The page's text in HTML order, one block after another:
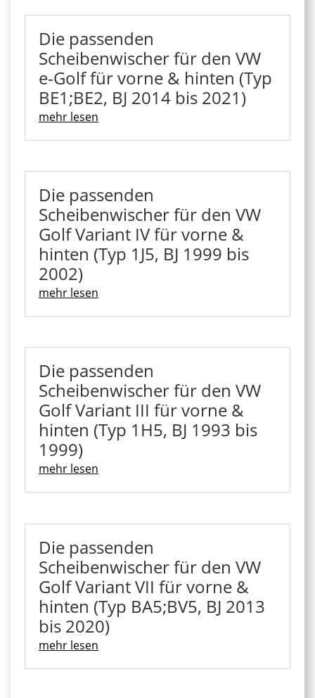
Die passenden
Scheibenwischer für den VW
e-Golf für vorne & hinten (Typ
BE1;BE2, BJ 2014 bis 2021)
mehr lesen
Die passenden
Scheibenwischer für den VW
Golf Variant IV für vorne &
hinten (Typ 1J5, BJ 1999 bis
2002)
mehr lesen
Die passenden
Scheibenwischer für den VW
Golf Variant III für vorne &
hinten (Typ 1H5, BJ 1993 bis
1999)
mehr lesen
Die passenden
Scheibenwischer für den VW
Golf Variant VII für vorne &
hinten (Typ BA5;BV5, BJ 2013
bis 2020)
mehr lesen